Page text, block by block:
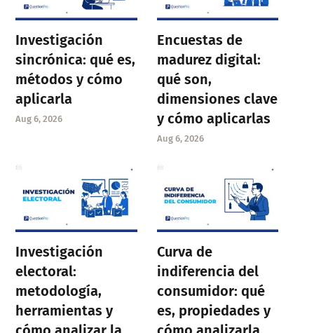
Investigación
sincrónica: qué es,
métodos y cómo
aplicarla
Aug 6, 2026
Encuestas de
madurez digital:
qué son,
dimensiones clave
y cómo aplicarlas
Aug 6, 2026
Investigación
electoral:
metodología,
herramientas y
Curva de
indiferencia del
consumidor: qué
es, propiedades y